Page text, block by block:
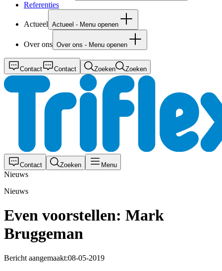
Referenties
Actueel Actueel - Menu openen
Over ons Over ons - Menu openen
Contact Contact Zoeken Zoeken
Contact Zoeken Menu
Nieuws
Nieuws
Even voorstellen: Mark
Bruggeman
Bericht aangemaakt:08-05-2019